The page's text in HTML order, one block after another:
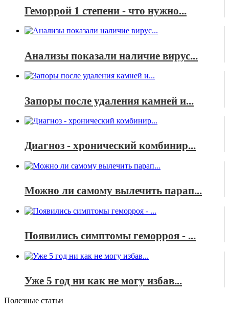
Геморрой 1 степени - что нужно...
Анализы показали наличие вирус...
Запоры после удаления камней и...
Диагноз - хронический комбинир...
Можно ли самому вылечить парап...
Появились симптомы геморроя - ...
Уже 5 год ни как не могу избав...
Полезные статьи